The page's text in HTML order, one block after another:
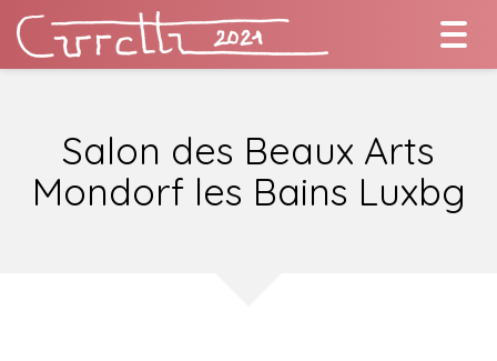
Salon des Beaux Arts
Mondorf les Bains Luxbg